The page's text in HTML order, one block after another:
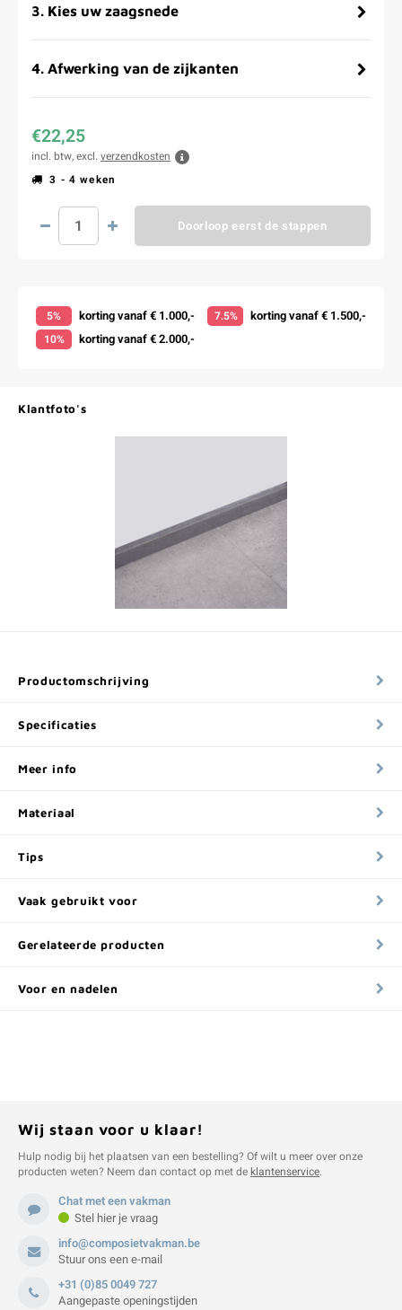
3. Kies uw zaagsnede
4. Afwerking van de zijkanten
€22,25
incl. btw, excl. verzendkosten
3 - 4 weken
Doorloop eerst de stappen
5% korting vanaf € 1.000,- 7.5% korting vanaf € 1.500,-
10% korting vanaf € 2.000,-
Klantfoto's
Productomschrijving
Specificaties
Meer info
Materiaal
Tips
Vaak gebruikt voor
Gerelateerde producten
Voor en nadelen
Wij staan voor u klaar!
Hulp nodig bij het plaatsen van een bestelling? Of wilt u meer over onze
producten weten? Neem dan contact op met deklantenservice.
Chat met een vakman
Stel hier je vraag
info@composietvakman.be
Stuur ons een e-mail
+31 (0)85 0049 727
Aangepaste openingstijden